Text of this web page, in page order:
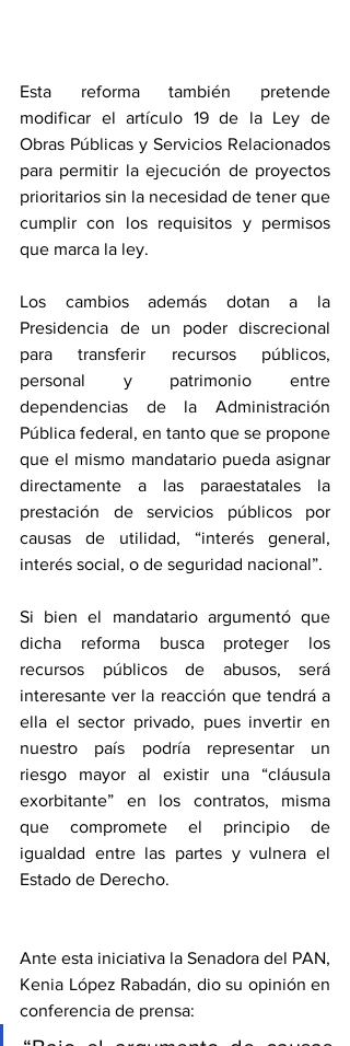
Esta reforma también pretende
modificar el artículo 19 de la Ley de
Obras Públicas y Servicios Relacionados
para permitir la ejecución de proyectos
prioritarios sin la necesidad de tener que
cumplir con los requisitos y permisos
que marca la ley.
Los cambios además dotan a la
Presidencia de un poder discrecional
para transferir recursos públicos,
personal y patrimonio entre
dependencias de la Administración
Pública federal, en tanto que se propone
que el mismo mandatario pueda asignar
directamente a las paraestatales la
prestación de servicios públicos por
causas de utilidad, “interés general,
interés social, o de seguridad nacional”.
Si bien el mandatario argumentó que
dicha reforma busca proteger los
recursos públicos de abusos, será
interesante ver la reacción que tendrá a
ella el sector privado, pues invertir en
nuestro país podría representar un
riesgo mayor al existir una “cláusula
exorbitante” en los contratos, misma
que compromete el principio de
igualdad entre las partes y vulnera el
Estado de Derecho.
Ante esta iniciativa la Senadora del PAN,
Kenia López Rabadán, dio su opinión en
conferencia de prensa: